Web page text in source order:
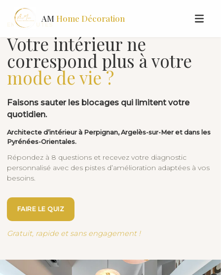
AM Home Décoration
EN 2 MINUTES
Votre intérieur ne
correspond plus à votre
mode de vie ?
Faisons sauter les blocages qui limitent votre
quotidien.
Architecte d’intérieur à Perpignan, Argelès-sur-Mer et dans les
Pyrénées-Orientales.
Répondez à 8 questions et recevez votre diagnostic
personnalisé avec des pistes d’amélioration adaptées à vos
besoins.
FAIRE LE QUIZ
Gratuit, rapide et sans engagement !